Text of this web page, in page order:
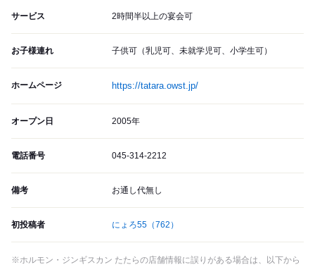
サービス 2時間半以上の宴会可
お子様連れ 子供可（乳児可、未就学児可、小学生可）
ホームページ https://tatara.owst.jp/
オープン日 2005年
電話番号 045-314-2212
備考 お通し代無し
初投稿者 にょろ55 （762）
※ホルモン・ジンギスカン たたらの店舗情報に誤りがある場合は、以下から